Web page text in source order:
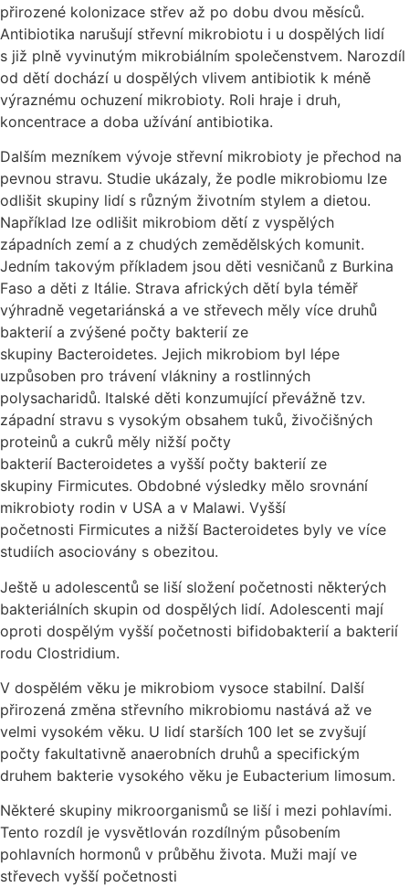
přirozené kolonizace střev až po dobu dvou měsíců.
Antibiotika narušují střevní mikrobiotu i u dospělých lidí
s již plně vyvinutým mikrobiálním společenstvem. Narozdíl
od dětí dochází u dospělých vlivem antibiotik k méně
výraznému ochuzení mikrobioty. Roli hraje i druh,
koncentrace a doba užívání antibiotika.
Dalším mezníkem vývoje střevní mikrobioty je přechod na
pevnou stravu. Studie ukázaly, že podle mikrobiomu lze
odlišit skupiny lidí s různým životním stylem a dietou.
Například lze odlišit mikrobiom dětí z vyspělých
západních zemí a z chudých zemědělských komunit.
Jedním takovým příkladem jsou děti vesničanů z Burkina
Faso a děti z Itálie. Strava afrických dětí byla téměř
výhradně vegetariánská a ve střevech měly více druhů
bakterií a zvýšené počty bakterií ze
skupiny Bacteroidetes. Jejich mikrobiom byl lépe
uzpůsoben pro trávení vlákniny a rostlinných
polysacharidů. Italské děti konzumující převážně tzv.
západní stravu s vysokým obsahem tuků, živočišných
proteinů a cukrů měly nižší počty
bakterií Bacteroidetes a vyšší počty bakterií ze
skupiny Firmicutes. Obdobné výsledky mělo srovnání
mikrobioty rodin v USA a v Malawi. Vyšší
početnosti Firmicutes a nižší Bacteroidetes byly ve více
studiích asociovány s obezitou.
Ještě u adolescentů se liší složení početnosti některých
bakteriálních skupin od dospělých lidí. Adolescenti mají
oproti dospělým vyšší početnosti bifidobakterií a bakterií
rodu Clostridium.
V dospělém věku je mikrobiom vysoce stabilní. Další
přirozená změna střevního mikrobiomu nastává až ve
velmi vysokém věku. U lidí starších 100 let se zvyšují
počty fakultativně anaerobních druhů a specifickým
druhem bakterie vysokého věku je Eubacterium limosum.
Některé skupiny mikroorganismů se liší i mezi pohlavími.
Tento rozdíl je vysvětlován rozdílným působením
pohlavních hormonů v průběhu života. Muži mají ve
střevech vyšší početnosti